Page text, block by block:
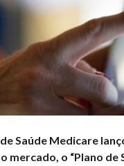
Saúde Medicare
mercado, o “Plano de